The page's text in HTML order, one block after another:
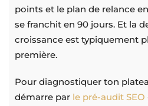
points et le plan de relance
se franchit en 90 jours. Et la
croissance est typiquement
première.
Pour diagnostiquer ton
démarre par le pré-audit